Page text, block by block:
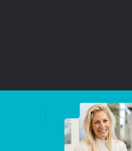
zo volg je de GIC